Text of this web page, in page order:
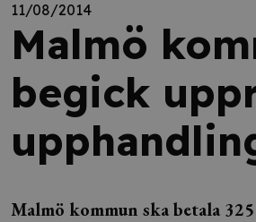
11/08/2014
Malmö
begick
Malmö kommun ska betala